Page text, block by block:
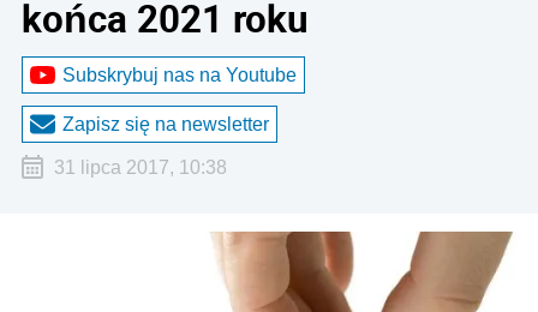
końca 2021 roku
Subskrybuj nas na Youtube
Zapisz się na newsletter
31 lipca 2017, 10:38